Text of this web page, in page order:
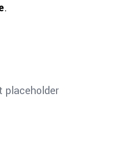
reaccionaron entre